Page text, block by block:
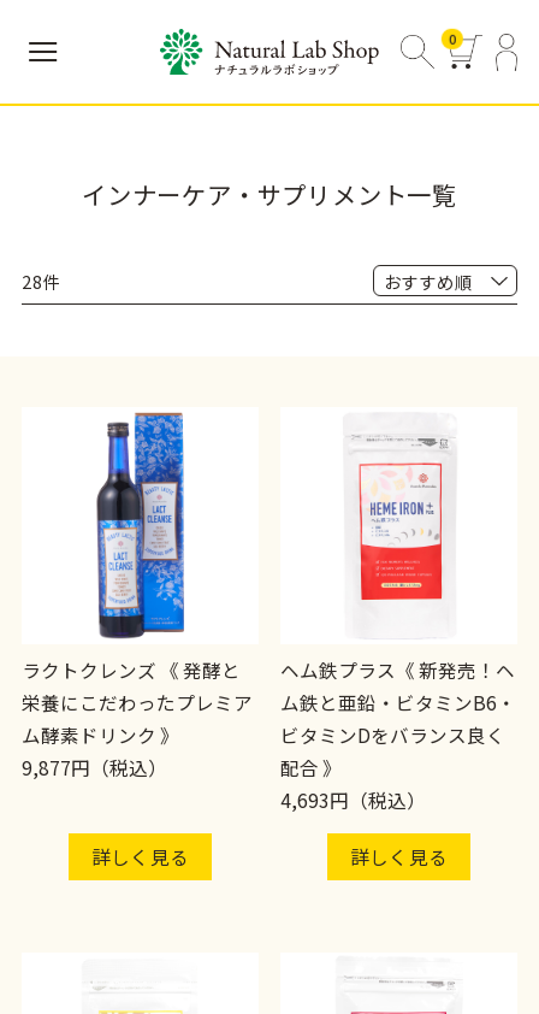
0
インナーケア・サプリメント一覧
28件
ラクトクレンズ 《 発酵と
栄養にこだわったプレミア
ム酵素ドリンク 》
9,877円（税込）
詳しく見る
ヘム鉄プラス《 新発売！ヘ
ム鉄と亜鉛・ビタミンB6・
ビタミンDをバランス良く
配合 》
4,693円（税込）
詳しく見る